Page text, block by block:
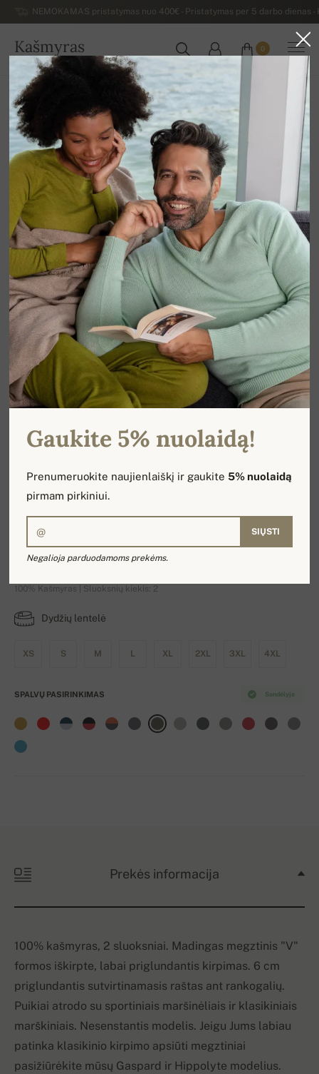
NEMOKAMAS pristatymas nuo 400€ - Pristatymas per 5 darbo dienas
Kašmyras
LIETUVA
0
Atgal Prabangūs vyriški kašmyro megztiniai
Maddox
100% Kašmyras | Sluoksnių kiekis: 2
Dydžių lentelė
XS S M L XL 2XL 3XL 4XL
Sandėlyje
SPALVŲ PASIRINKIMAS
Prekės informacija
100% kašmyras, 2 sluoksniai. Madingas megztinis "V"
formos iškirpte, labai priglundantis kirpimas. 6 cm
priglundantis sutvirtinamasis raštas ant rankogalių.
Puikiai atrodo su sportiniais maršinėliais ir klasikiniais
marškiniais. Nesenstantis modelis. Jeigu Jums labiau
patinka klasikinio kirpimo apsiūti megztiniai
pasižiūrėkite mūsų Gaspard ir Hippolyte modelius.
Gaukite 5% nuolaidą!
Prenumeruokite naujienlaiškį ir gaukite5% nuolaidą
pirmam pirkiniui.
SIŲSTI
Negalioja parduodamoms prekėms.